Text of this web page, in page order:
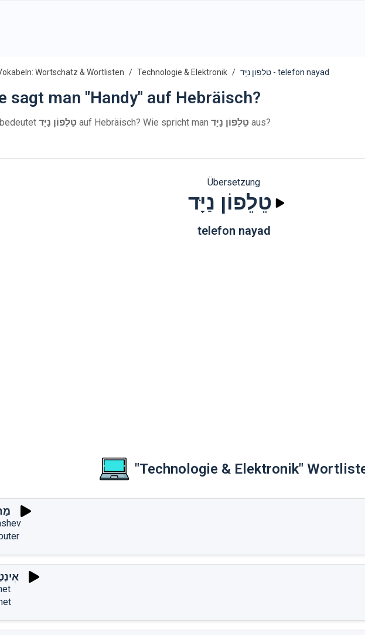
Wortschatz & Wortlisten Technologie & Elektronik טֵלֵפוֹן נַיָּד - telefon nayad
sagt man "Handy" auf Hebräisch?
טֵלֵפוֹן נַיָּד auf Hebräisch? Wie spricht man טֵלֵפוֹן נַיָּד aus?
Übersetzung
טֵלֵפוֹן נַיָּד
telefon nayad
"Technologie & Elektronik"